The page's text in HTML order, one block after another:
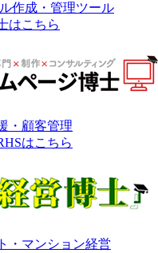
作成・管理ツール
はこちら
・顧客管理
はこちら
・マンション経営